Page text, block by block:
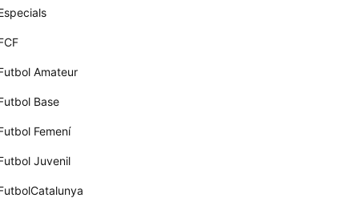
Amateur
Base
Femení
Juvenil